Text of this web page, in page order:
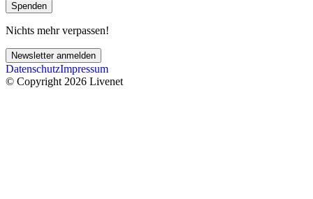
Spenden
Nichts mehr verpassen!
Newsletter anmelden
DatenschutzImpressum
© Copyright 2026 Livenet